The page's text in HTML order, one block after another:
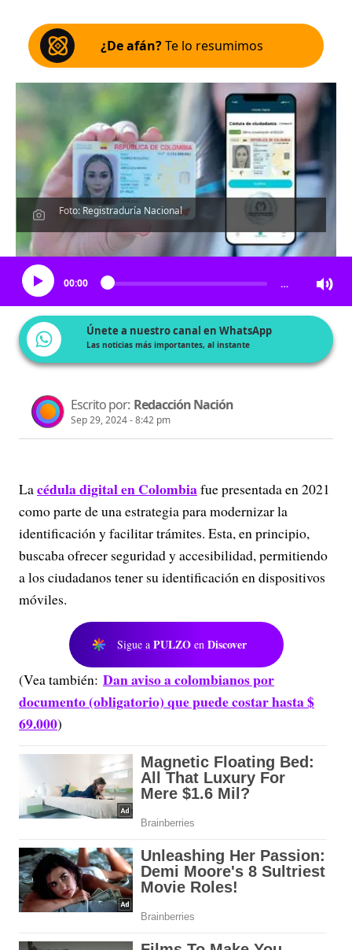
¿De afán?Te lo resumimos
Foto: Registraduría Nacional
Escucha el artículo
00:00 …
Únete a nuestro canal en WhatsApp
Las noticias más importantes, al instante
Escrito por: Redacción Nación
Sep 29, 2024 - 8:42 pm
Lacédula digital en Colombiafue presentada en 2021
como parte de una estrategia para modernizar la
identificación y facilitar trámites. Esta, en principio,
buscaba ofrecer seguridad y accesibilidad, permitiendo
a los ciudadanos tener su identificación en dispositivos
móviles.
Sigue a PULZO en Discover
(Vea también: Dan aviso a colombianos por
documento (obligatorio) que puede costar hasta $
69.000)